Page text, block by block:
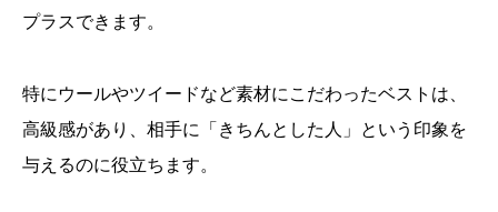
プラスできます。
特にウールやツイードなど素材にこだわったベストは、
高級感があり、相手に「きちんとした人」という印象を
与えるのに役立ちます。